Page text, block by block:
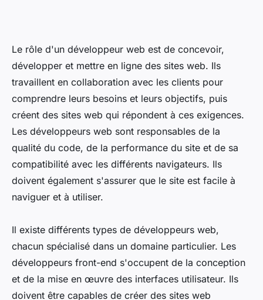
Le rôle d'un développeur web est de concevoir,
développer et mettre en ligne des sites web. Ils
travaillent en collaboration avec les clients pour
comprendre leurs besoins et leurs objectifs, puis
créent des sites web qui répondent à ces exigences.
Les développeurs web sont responsables de la
qualité du code, de la performance du site et de sa
compatibilité avec les différents navigateurs. Ils
doivent également s'assurer que le site est facile à
naviguer et à utiliser.
Il existe différents types de développeurs web,
chacun spécialisé dans un domaine particulier. Les
développeurs front-end s'occupent de la conception
et de la mise en œuvre des interfaces utilisateur. Ils
doivent être capables de créer des sites web